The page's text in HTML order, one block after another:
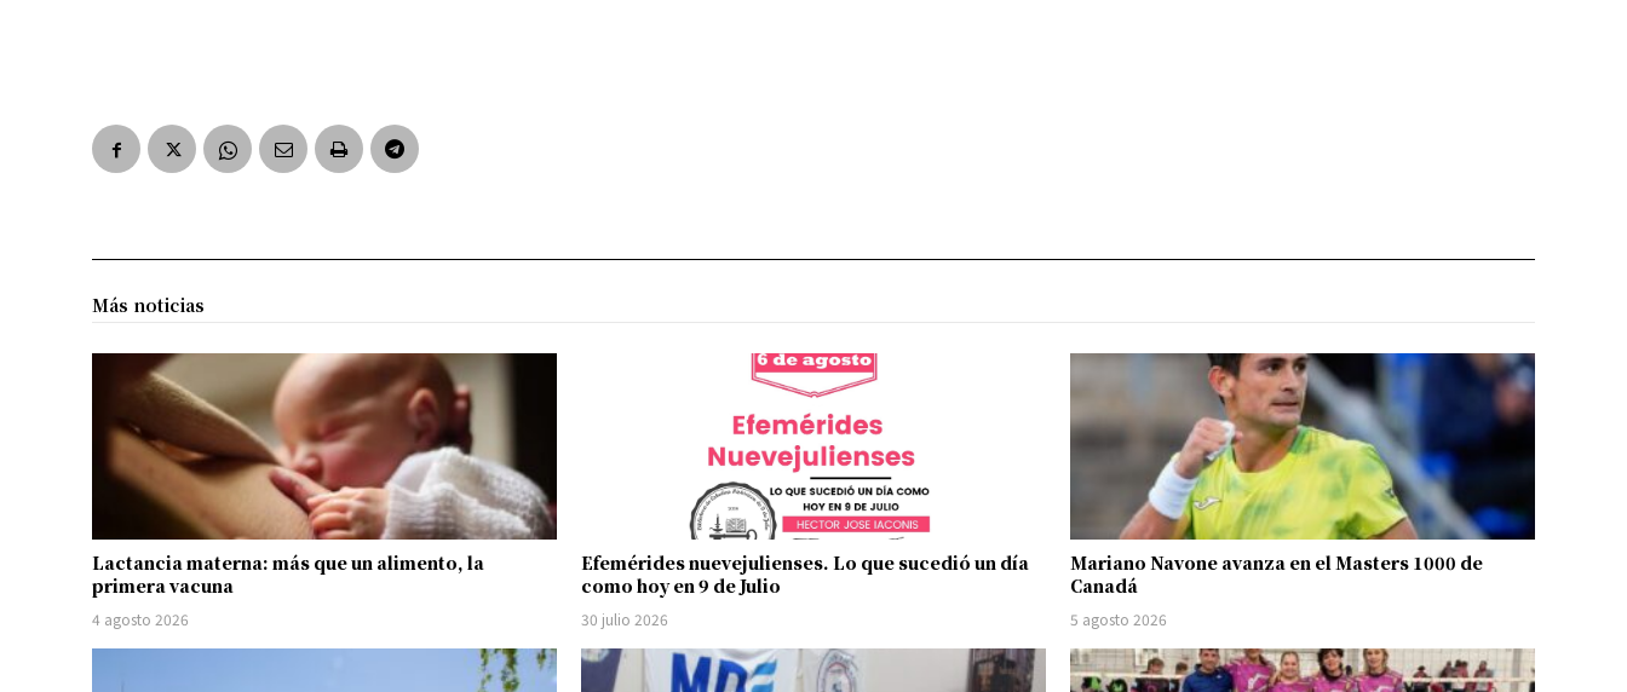
Más noticias
Lactancia materna: más que un alimento, la
primera vacuna
4 agosto 2026
Efemérides nuevejulienses. Lo que sucedió un día
como hoy en 9 de Julio
30 julio 2026
Mariano Navone avanza en el Masters 1000 de
Canadá
5 agosto 2026